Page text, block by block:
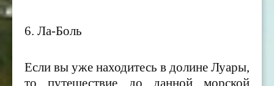
6. Ла-Боль
Если вы уже находитесь в долине Луары,
то путешествие до данной морской